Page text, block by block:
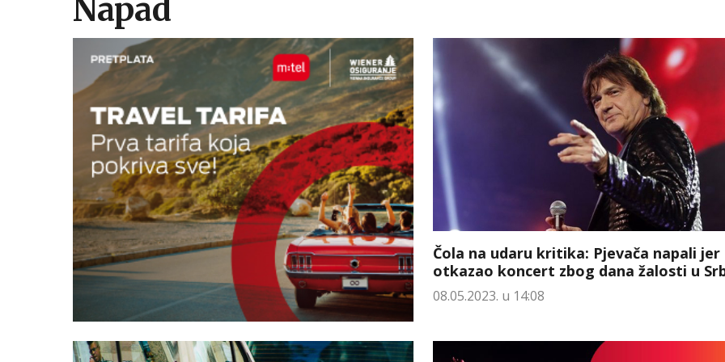
Napad
Čola na udaru kritika: Pjevača napali jer
otkazao koncert zbog dana žalosti u
08.05.2023. u 14:08